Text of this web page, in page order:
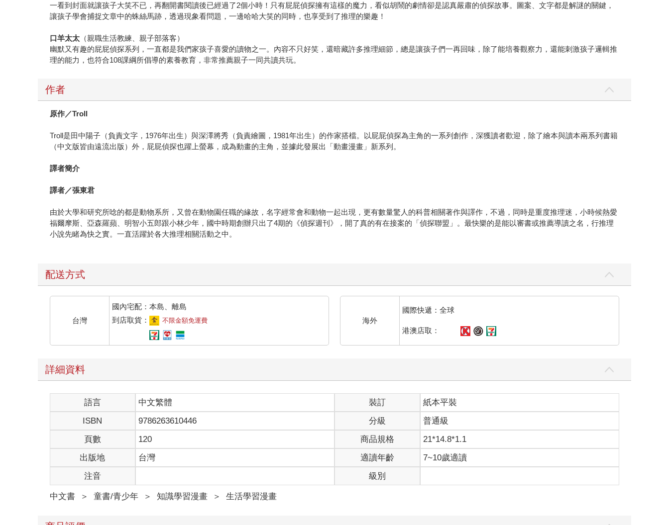
一看到封面就讓孩子大笑不已，再翻開書閱讀後已經過了2個小時！只有屁屁偵探擁有這樣的魔力，看似胡鬧的劇情卻是認真嚴肅的偵探故事。圖案、文字都是解謎的關鍵，
讓孩子學會捕捉文章中的蛛絲馬跡，透過現象看問題，一邊哈哈大笑的同時，也享受到了推理的樂趣！
口羊太太 （親職生活教練、親子部落客）
幽默又有趣的屁屁偵探系列，一直都是我們家孩子喜愛的讀物之一。內容不只好笑，還暗藏許多推理細節，總是讓孩子們一再回味，除了能培養觀察力，還能刺激孩子邏輯推
理的能力，也符合108課綱所倡導的素養教育，非常推薦親子一同共讀共玩。
作者
原作／Troll
Troll是田中陽子（負責文字，1976年出生）與深澤將秀（負責繪圖，1981年出生）的作家搭檔。以屁屁偵探為主角的一系列創作，深獲讀者歡迎，除了繪本與讀本兩系列書籍
（中文版皆由遠流出版）外，屁屁偵探也躍上螢幕，成為動畫的主角，並據此發展出「動畫漫畫」新系列。
譯者簡介
譯者／張東君
由於大學和研究所唸的都是動物系所，又曾在動物園任職的緣故，名字經常會和動物一起出現，更有數量驚人的科普相關著作與譯作，不過，同時是重度推理迷，小時候熱愛
福爾摩斯、亞森羅蘋、明智小五郎跟小林少年，國中時期創辦只出了4期的《偵探週刊》，開了真的有在接案的「偵探聯盟」。最快樂的是能以審書或推薦導讀之名，行推理
小說先睹為快之實。一直活躍於各大推理相關活動之中。
配送方式
台灣
國內宅配：本島、離島
到店取貨：
不限金額免運費 海外
國際快遞：全球
港澳店取：
詳細資料
語言 中文繁體 裝訂
紙本平裝
ISBN
9786263610446 分級
普通級
頁數
120 商品規格
21*14.8*1.1
出版地
台灣 適讀年齡
7~10歲適讀
注音
級別
中文書 ＞ 童書/青少年 ＞ 知識學習漫畫 ＞ 生活學習漫畫